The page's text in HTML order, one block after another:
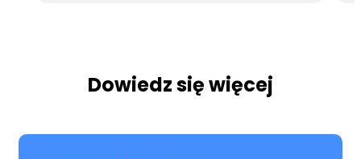
'cuddle’ – it’s magic). The quality of
craftsmanship is of a very high standard,
finishing the blocks and promising years
Dowiedz się więcej